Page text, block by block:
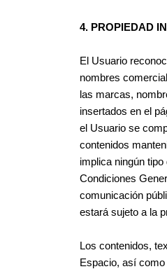
4. PROPIEDAD
El Usuario
nombres
las marcas,
insertados en el
el Usuario se
contenidos
implica ningún
Condiciones
comunicación
estará sujeto a la
Los contenidos,
Espacio, así